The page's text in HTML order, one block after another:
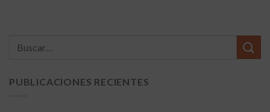
PUBLICACIONES RECIENTES